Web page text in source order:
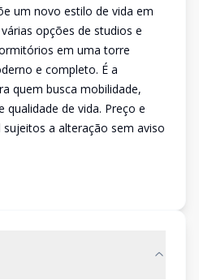
um novo estilo de vida em
opções de studios e
em uma torre
e completo. É a
quem busca mobilidade,
qualidade de vida. Preço e
a alteração sem aviso